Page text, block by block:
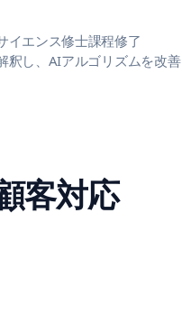
イエンス修士課程修了
釈し、AIアルゴリズムを改善
客対応